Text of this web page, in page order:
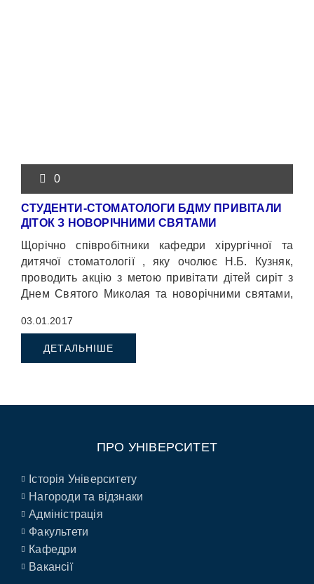
0
СТУДЕНТИ-СТОМАТОЛОГИ БДМУ ПРИВІТАЛИ
ДІТОК З НОВОРІЧНИМИ СВЯТАМИ
Щорічно співробітники кафедри хірургічної та
дитячої стоматології , яку очолює Н.Б. Кузняк,
проводить акцію з метою привітати дітей сиріт з
Днем Святого Миколая та новорічними святами,
Чернівці, вул.. Головна 169.
03.01.2017
ДЕТАЛЬНІШЕ
ПРО УНІВЕРСИТЕТ
Історія Університету
Нагороди та відзнаки
Адміністрація
Факультети
Кафедри
Вакансії